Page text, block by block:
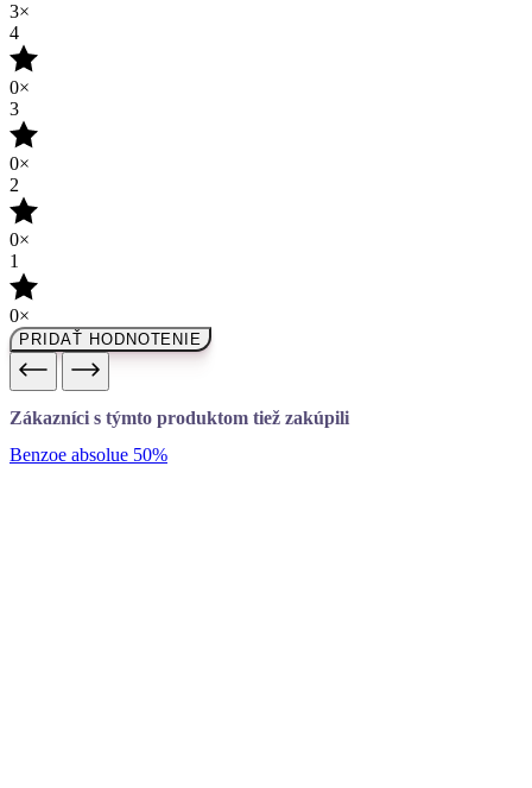
3×
4
0×
3
0×
2
0×
1
0×
PRIDAŤ HODNOTENIE
Zákazníci s týmto produktom tiež zakúpili
Benzoe absolue 50%